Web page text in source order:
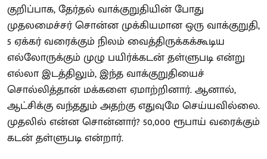
குறிப்பாக, தேர்தல் வாக்குறுதியின் போது
முதலமைச்சர் சொன்ன முக்கியமான ஒரு வாக்குறுதி,
5 ஏக்கர் வரைக்கும் நிலம் வைத்திருக்கக்கூடிய
எல்லோருக்கும் முழு பயிர்க்கடன் தள்ளுபடி என்று
எல்லா இடத்திலும், இந்த வாக்குறுதியைச்
சொல்லித்தான் மக்களை ஏமாற்றினார். ஆனால்,
ஆட்சிக்கு வந்ததும் அதற்கு எதுவுமே செய்யவில்லை.
முதலில் என்ன சொன்னார்? 50,000 ரூபாய் வரைக்கும்
கடன் தள்ளுபடி என்றார்.